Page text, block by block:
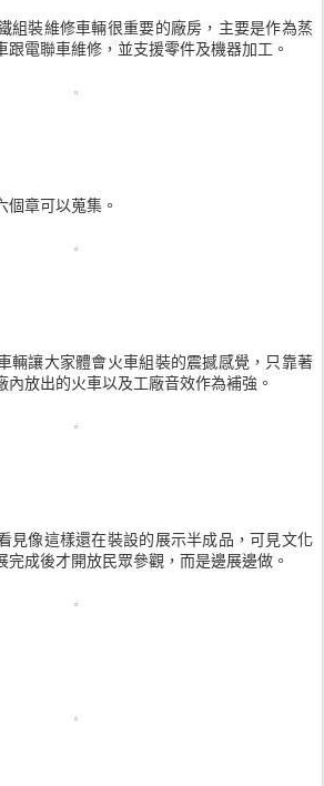
組裝維修車輛很重要的廠房，主要是作為蒸
電聯車維修，並支援零件及機器加工。
章可以蒐集。
輛讓大家體會火車組裝的震撼感覺，只靠著
放出的火車以及工廠音效作為補強。
見像這樣還在裝設的展示半成品，可見文化
成後才開放民眾參觀，而是邊展邊做。